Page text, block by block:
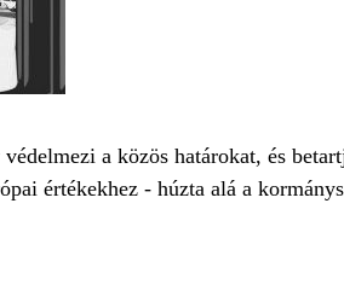
a közös határokat, és
értékekhez - húzta alá a